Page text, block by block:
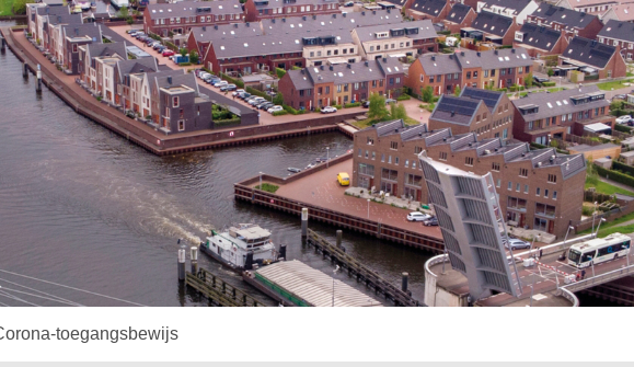
toegangsbewijs